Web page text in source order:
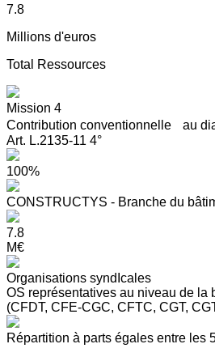
7.8
Millions d'euros
Total Ressources
Mission 4
Contribution conventionnelle au
Art. L.2135-11 4°
100%
CONSTRUCTYS - Branche du
7.8
M€
Organisations syndIcales
OS représentatives au niveau de la
(CFDT, CFE-CGC, CFTC, CGT,
Répartition à parts égales entre les